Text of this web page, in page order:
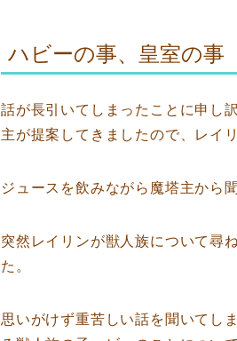
ハビーの事、皇室の事
話が長引いてしまったことに申し
主が提案してきましたので、レイ
ジュースを飲みながら魔塔主から
突然レイリンが獣人族について尋
た。
思いがけず重苦しい話を聞いてし